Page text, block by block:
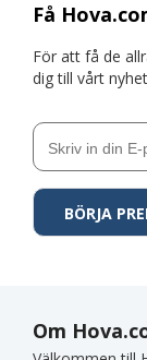
Få
För att få de
dig till vårt
Om